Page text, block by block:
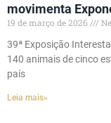
movimenta
19 de março de 2026
39ª Exposição
140 animais de cinco
país
Leia mais»